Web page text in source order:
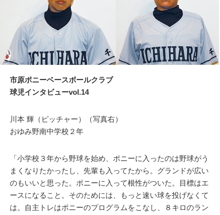
市原ポニーベースボールクラブ
球児インタビューvol.14
川本 輝（ピッチャー）（写真右）
おゆみ野南中学校２年
「小学校３年から野球を始め、ポニーに入ったのは野球がう
まくなりたかったし、先輩も入ってたから。グランドが広い
のもいいと思った。ポニーに入って根性がついた。目標はエ
ースになること。そのためには、もっと速い球を投げなくて
は。自主トレはポニーのプログラムをこなし、８キロのラン